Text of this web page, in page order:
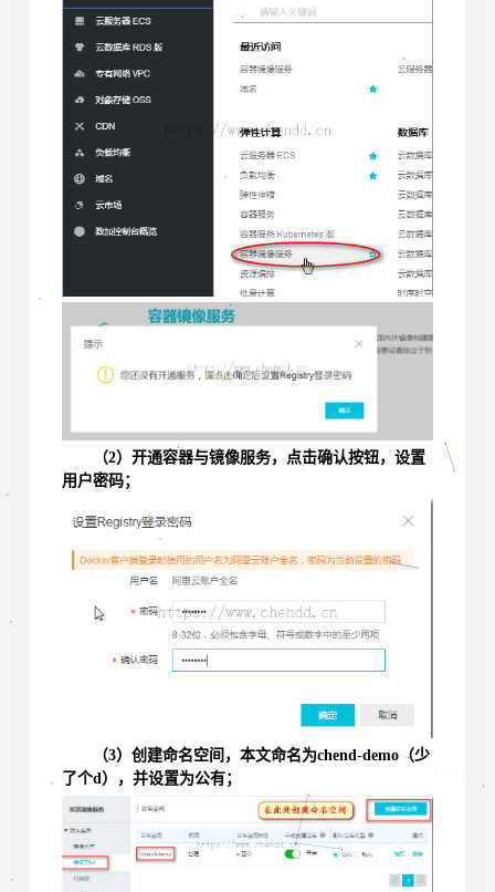
（2）开通容器与镜像服务，点击确认按钮，设置
用户密码；
（3）创建命名空间，本文命名为chend-demo（少
了个d），并设置为公有；